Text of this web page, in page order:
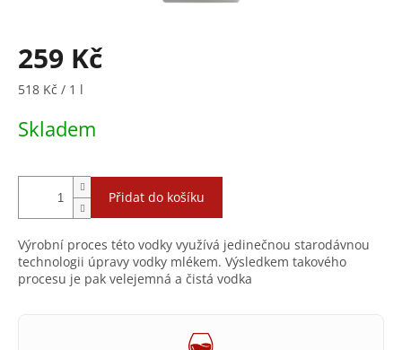
259 Kč
Měrná
518 Kč / 1 l
Skladem
Přidat do košíku
Výrobní proces této vodky využívá jedinečnou starodávnou
technologii úpravy vodky mlékem. Výsledkem takového
procesu je pak velejemná a čistá vodka